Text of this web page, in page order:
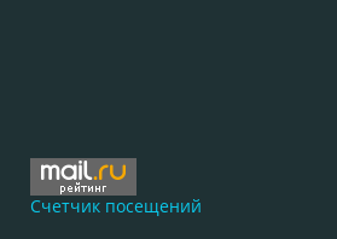
Счетчик посещений